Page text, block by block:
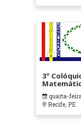
3º
quarta-
Recife, PE